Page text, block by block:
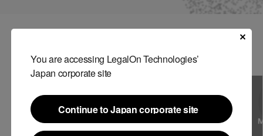
You are accessing LegalOn Technologies’
Japan corporate site
Continue to Japan corporate site
Continue to Japan corporate site